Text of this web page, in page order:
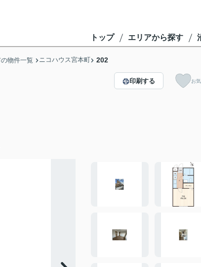
トップ エリアから探す
物件一覧 ニコハウス宮本町 202
印刷する お